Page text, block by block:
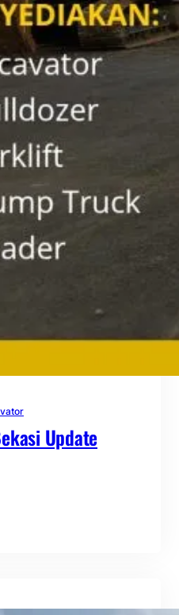
Update